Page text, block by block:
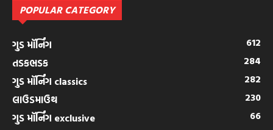
POPULAR CATEGORY
ગુડ મૉર્નિંગ
612
તડકભડક
284
ગુડ મૉર્નિંગ classics
282
લાઉડમાઉથ
230
ગુડ મૉર્નિંગ exclusive
66